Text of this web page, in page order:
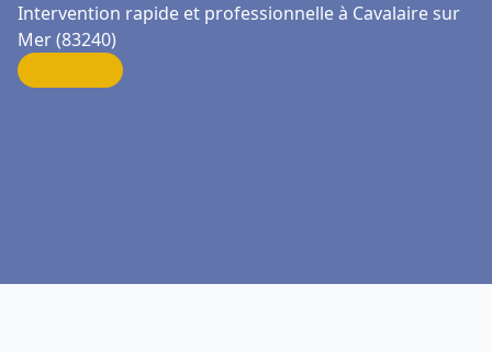
Intervention rapide et professionnelle à Cavalaire sur
Mer (83240)